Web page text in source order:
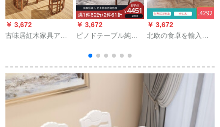
￥ 3,672
古味居紅木家具アフ
国式食卓椅子セット
一テーブルの四椅子
1.1 m純木テーブルX
06テーブルの四腰掛
￥ 3,672
ピノドテーブル純木
ルサイズタイプレス
トラン長方形の食事
テーブルとテーブル
の組み合わせ輸入ホ
桃色の簡易正方形テ
ーブル一つのテーブ
￥ 3,672
北欧の食卓を輸入し
わせたテーブルとテ
ーブルを組み合わせ
て、モダンテーブル
を輸入しています。
北欧の純木のテーブ
ルと椅子の組み合わ